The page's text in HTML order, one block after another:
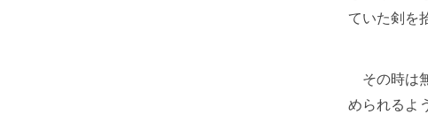
ていた剣を
その時は
められるよ